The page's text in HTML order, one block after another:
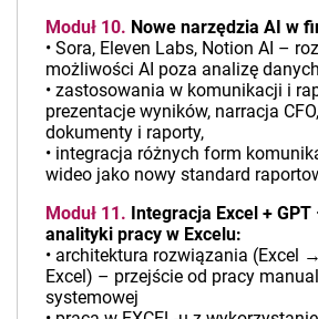
Moduł 10. Nowe narzędzia AI w
• Sora, Eleven Labs, Notion AI –
możliwości AI poza analizę
• zastosowania w komunikacji i
prezentacje wyników, narracja
dokumenty i raporty,
• integracja różnych form
wideo jako nowy standard
Moduł 11. Integracja Excel +
analityki pracy w Excelu:
• architektura rozwiązania (Excel
Excel) – przejście od pracy
systemowej